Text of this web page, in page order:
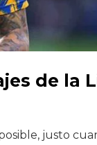
de la
justo